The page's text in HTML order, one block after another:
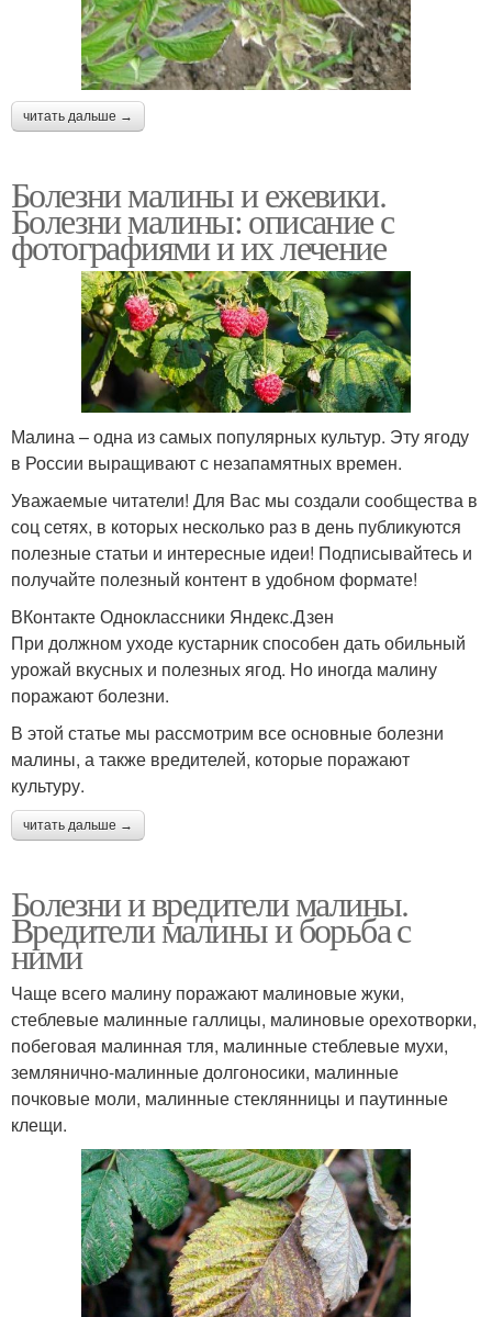
читать дальше →
Болезни малины и ежевики.
Болезни малины: описание с
фотографиями и их лечение
Малина – одна из самых популярных культур. Эту ягоду
в России выращивают с незапамятных времен.
Уважаемые читатели! Для Вас мы создали сообщества в
соц сетях, в которых несколько раз в день публикуются
полезные статьи и интересные идеи! Подписывайтесь и
получайте полезный контент в удобном формате!
ВКонтакте Одноклассники Яндекс.Дзен
При должном уходе кустарник способен дать обильный
урожай вкусных и полезных ягод. Но иногда малину
поражают болезни.
В этой статье мы рассмотрим все основные болезни
малины, а также вредителей, которые поражают
культуру.
читать дальше →
Болезни и вредители малины.
Вредители малины и борьба с
ними
Чаще всего малину поражают малиновые жуки,
стеблевые малинные галлицы, малиновые орехотворки,
побеговая малинная тля, малинные стеблевые мухи,
землянично-малинные долгоносики, малинные
почковые моли, малинные стеклянницы и паутинные
клещи.